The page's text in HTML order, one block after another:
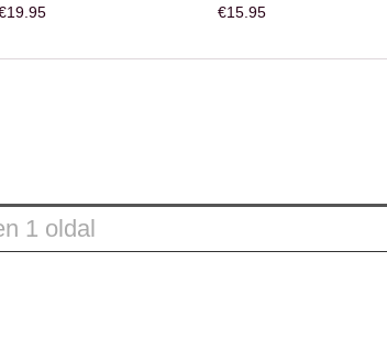
€15.95
1 oldal